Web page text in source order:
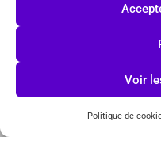
Voir
Politique de
J'accepte les